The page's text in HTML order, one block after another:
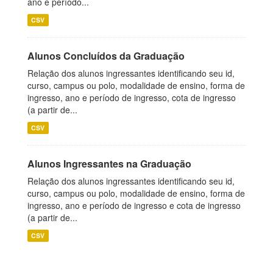
CSV
Alunos Concluídos da Graduação
Relação dos alunos ingressantes identificando seu id,
curso, campus ou polo, modalidade de ensino, forma de
ingresso, ano e período de ingresso, cota de ingresso
(a partir de...
CSV
Alunos Ingressantes na Graduação
Relação dos alunos ingressantes identificando seu id,
curso, campus ou polo, modalidade de ensino, forma de
ingresso, ano e período de ingresso e cota de ingresso
(a partir de...
CSV